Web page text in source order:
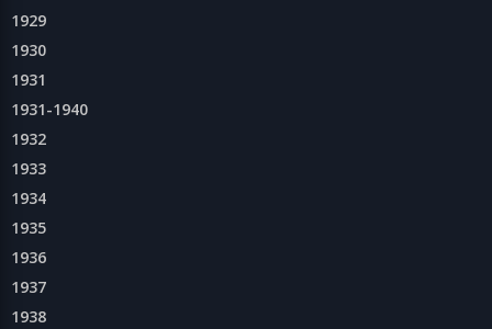
1929
1930
1931
1931-1940
1932
1933
1934
1935
1936
1937
1938